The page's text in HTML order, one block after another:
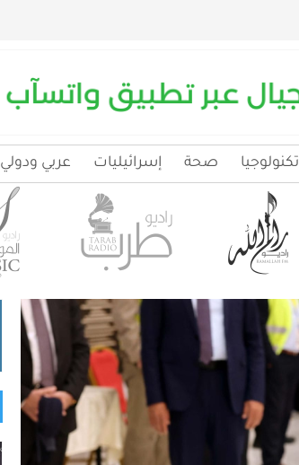
تكنولوجيا صحة إسرائيليات عربي ودولي